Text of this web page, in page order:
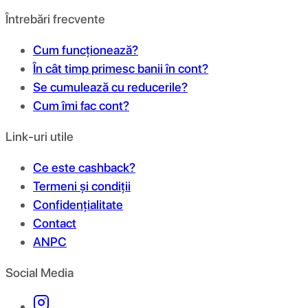
Întrebări frecvente
Cum funcționează?
În cât timp primesc banii în cont?
Se cumulează cu reducerile?
Cum îmi fac cont?
Link-uri utile
Ce este cashback?
Termeni și condiții
Confidențialitate
Contact
ANPC
Social Media